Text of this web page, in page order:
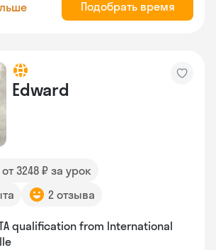
Подобрать время
Edward
от 3248 ₽ за урок
2 отзыва
qualification from International